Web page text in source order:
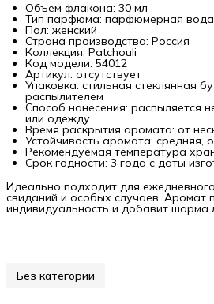
Объем флакона: 30 мл
Тип парфюма: парфюмерная вода
Пол: женский
Страна производства: Россия
Коллекция: Patchouli
Код модели: 54012
Артикул: отсутствует
Упаковка: стильная стеклянная
распылителем
Способ нанесения: распыляется
или одежду
Время раскрытия аромата: от
Устойчивость аромата: средняя,
Рекомендуемая температура
Срок годности: 3 года с даты
Идеально подходит для
свиданий и особых случаев. Аромат
индивидуальность и добавит шарма
Без категории